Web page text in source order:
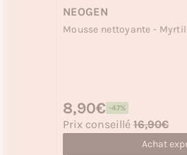
NEOGEN
Mousse nettoyante -
Prix soldé
8,90€ -47%
Prix habituel
Prix conseillé 16,90€
Achat